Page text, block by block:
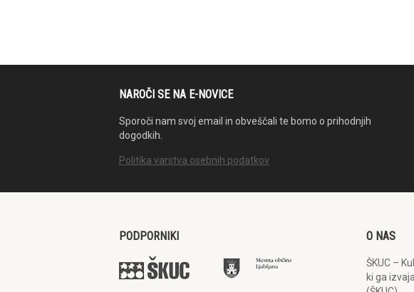
NAROČI SE NA E-NOVICE
Sporoči nam svoj email in obveščali te bomo o prihodnjih
dogodkih.
Politika varstva osebnih podatkov
PODPORNIKI O NAS
ŠKUC –
ki ga